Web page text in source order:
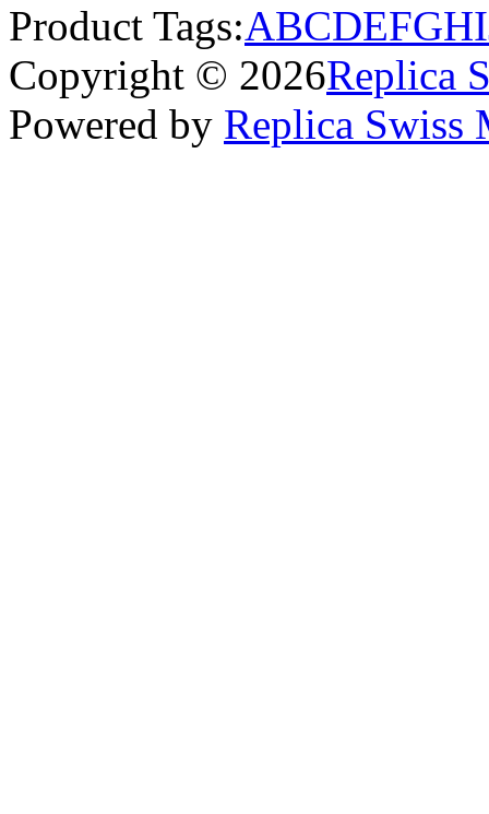
Product Tags:ABCDEFGHI
Copyright © 2026Replica
Powered by Replica Swiss